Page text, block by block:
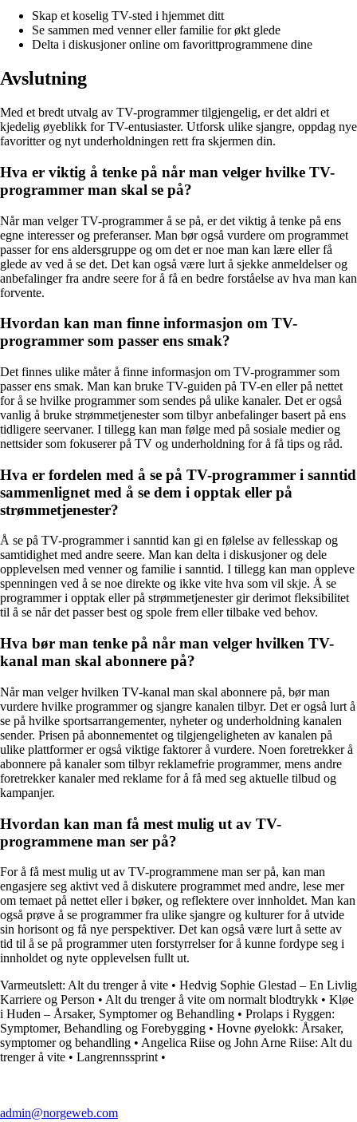
Skap et koselig TV-sted i hjemmet ditt
Se sammen med venner eller familie for økt glede
Delta i diskusjoner online om favorittprogrammene dine
Avslutning
Med et bredt utvalg av TV-programmer tilgjengelig, er det aldri et
kjedelig øyeblikk for TV-entusiaster. Utforsk ulike sjangre, oppdag nye
favoritter og nyt underholdningen rett fra skjermen din.
Hva er viktig å tenke på når man velger hvilke TV-
programmer man skal se på?
Når man velger TV-programmer å se på, er det viktig å tenke på ens
egne interesser og preferanser. Man bør også vurdere om programmet
passer for ens aldersgruppe og om det er noe man kan lære eller få
glede av ved å se det. Det kan også være lurt å sjekke anmeldelser og
anbefalinger fra andre seere for å få en bedre forståelse av hva man kan
forvente.
Hvordan kan man finne informasjon om TV-
programmer som passer ens smak?
Det finnes ulike måter å finne informasjon om TV-programmer som
passer ens smak. Man kan bruke TV-guiden på TV-en eller på nettet
for å se hvilke programmer som sendes på ulike kanaler. Det er også
vanlig å bruke strømmetjenester som tilbyr anbefalinger basert på ens
tidligere seervaner. I tillegg kan man følge med på sosiale medier og
nettsider som fokuserer på TV og underholdning for å få tips og råd.
Hva er fordelen med å se på TV-programmer i sanntid
sammenlignet med å se dem i opptak eller på
strømmetjenester?
Å se på TV-programmer i sanntid kan gi en følelse av fellesskap og
samtidighet med andre seere. Man kan delta i diskusjoner og dele
opplevelsen med venner og familie i sanntid. I tillegg kan man oppleve
spenningen ved å se noe direkte og ikke vite hva som vil skje. Å se
programmer i opptak eller på strømmetjenester gir derimot fleksibilitet
til å se når det passer best og spole frem eller tilbake ved behov.
Hva bør man tenke på når man velger hvilken TV-
kanal man skal abonnere på?
Når man velger hvilken TV-kanal man skal abonnere på, bør man
vurdere hvilke programmer og sjangre kanalen tilbyr. Det er også lurt å
se på hvilke sportsarrangementer, nyheter og underholdning kanalen
sender. Prisen på abonnementet og tilgjengeligheten av kanalen på
ulike plattformer er også viktige faktorer å vurdere. Noen foretrekker å
abonnere på kanaler som tilbyr reklamefrie programmer, mens andre
foretrekker kanaler med reklame for å få med seg aktuelle tilbud og
kampanjer.
Hvordan kan man få mest mulig ut av TV-
programmene man ser på?
For å få mest mulig ut av TV-programmene man ser på, kan man
engasjere seg aktivt ved å diskutere programmet med andre, lese mer
om temaet på nettet eller i bøker, og reflektere over innholdet. Man kan
også prøve å se programmer fra ulike sjangre og kulturer for å utvide
sin horisont og få nye perspektiver. Det kan også være lurt å sette av
tid til å se på programmer uten forstyrrelser for å kunne fordype seg i
innholdet og nyte opplevelsen fullt ut.
Varmeutslett: Alt du trenger å vite • Hedvig Sophie Glestad – En Livlig
Karriere og Person • Alt du trenger å vite om normalt blodtrykk • Kløe
i Huden – Årsaker, Symptomer og Behandling • Prolaps i Ryggen:
Symptomer, Behandling og Forebygging • Hovne øyelokk: Årsaker,
symptomer og behandling • Angelica Riise og John Arne Riise: Alt du
trenger å vite • Langrennssprint •
admin@norgeweb.com